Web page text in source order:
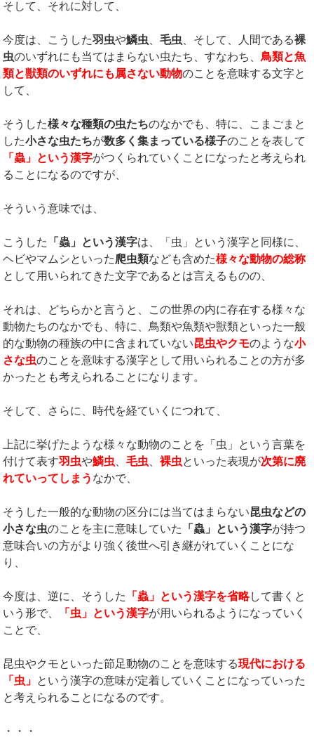
そして、それに対して、
今度は、こうした羽虫や鱗虫、毛虫、そして、人間である裸
虫のいずれにも当てはまらない虫たち、すなわち、鳥類と魚
類と獣類のいずれにも属さない動物のことを意味する文字と
して、
そうした様々な種類の虫たちのなかでも、特に、こまごまと
した小さな虫たちが数多く集まっている様子のことを表して
「蟲」という漢字がつくられていくことになったと考えられ
ることになるのですが、
そういう意味では、
こうした 「蟲」という漢字は、「虫」という漢字と同様に、
ヘビやマムシといった爬虫類なども含めた様々な動物の総称
として用いられてきた文字であるとは言えるものの、
それは、どちらかと言うと、この世界の内に存在する様々な
動物たちのなかでも、特に、鳥類や魚類や獣類といった一般
的な動物の種族の中に含まれていない昆虫やクモのような小
さな虫のことを意味する漢字として用いられることの方が多
かったとも考えられることになります。
そして、さらに、時代を経ていくにつれて、
上記に挙げたような様々な動物のことを「虫」という言葉を
付けて表す羽虫や鱗虫、毛虫、裸虫といった表現が次第に廃
れていってしまう なかで、
そうした一般的な動物の区分には当てはまらない昆虫などの
小さな虫のことを主に意味していた 「蟲」という漢字が持つ
意味合いの方がより強く後世へ引き継がれていくことにな
り、
今度は、逆に、そうした 「蟲」という漢字を省略して書くと
いう形で、
「虫」という漢字が用いられるようになっていく
ことで、
昆虫やクモといった節足動物のことを意味する現代における
「虫」 という漢字の意味が定着していくことになっていった
と考えられることになるのです。
・・・